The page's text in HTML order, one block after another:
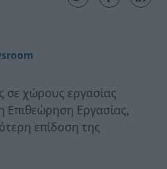
σε χώρους εργασίας
Επιθεώρηση Εργασίας,
επίδοση της